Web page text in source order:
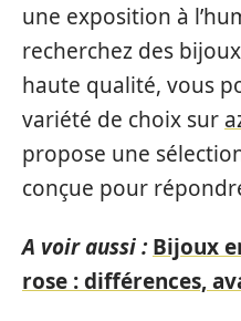
une exposition à
recherchez des
haute qualité, vous
variété de choix sur
propose une
conçue pour
A voir aussi : Bijoux
rose : différences,